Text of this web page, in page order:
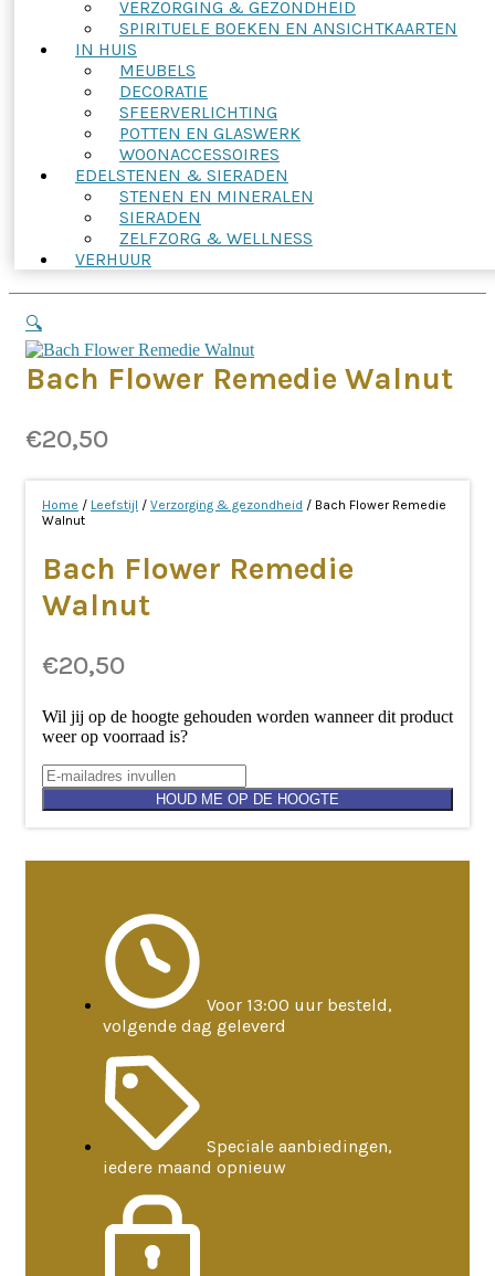
VERZORGING & GEZONDHEID
SPIRITUELE BOEKEN EN ANSICHTKAARTEN
IN HUIS
MEUBELS
DECORATIE
SFEERVERLICHTING
POTTEN EN GLASWERK
WOONACCESSOIRES
EDELSTENEN & SIERADEN
STENEN EN MINERALEN
SIERADEN
ZELFZORG & WELLNESS
VERHUUR
🔍
Bach Flower Remedie Walnut
€20,50
Home / Leefstijl / Verzorging & gezondheid / Bach Flower Remedie
Walnut
Bach Flower Remedie
Walnut
€20,50
Wil jij op de hoogte gehouden worden wanneer dit product
weer op voorraad is?
HOUD ME OP DE HOOGTE
Voor 13:00 uur besteld,
volgende dag geleverd
Speciale aanbiedingen,
iedere maand opnieuw